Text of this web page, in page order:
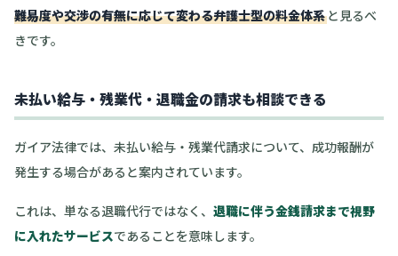
難易度や交渉の有無に応じて変わる弁護士型の料金体系 と見るべ
きです。
未払い給与・残業代・退職金の請求も相談できる
ガイア法律では、未払い給与・残業代請求について、成功報酬が
発生する場合があると案内されています。
これは、単なる退職代行ではなく、 退職に伴う金銭請求まで視野
に入れたサービスであることを意味します。